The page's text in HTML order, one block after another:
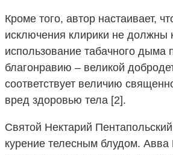
Кроме того, автор настаивает,
исключения клирики не должны
использование табачного дыма
благонравию – великой
соответствует величию
вред здоровью тела [2].
Святой Нектарий
курение телесным блудом. Авва